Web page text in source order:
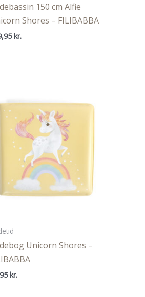
150 cm Alfie
Shores – FILIBABBA
kr.
Unicorn Shores –
kr.